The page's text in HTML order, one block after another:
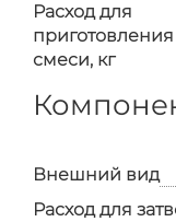
Расход для
приготовления
смеси, кг
Внешний вид
Расход для